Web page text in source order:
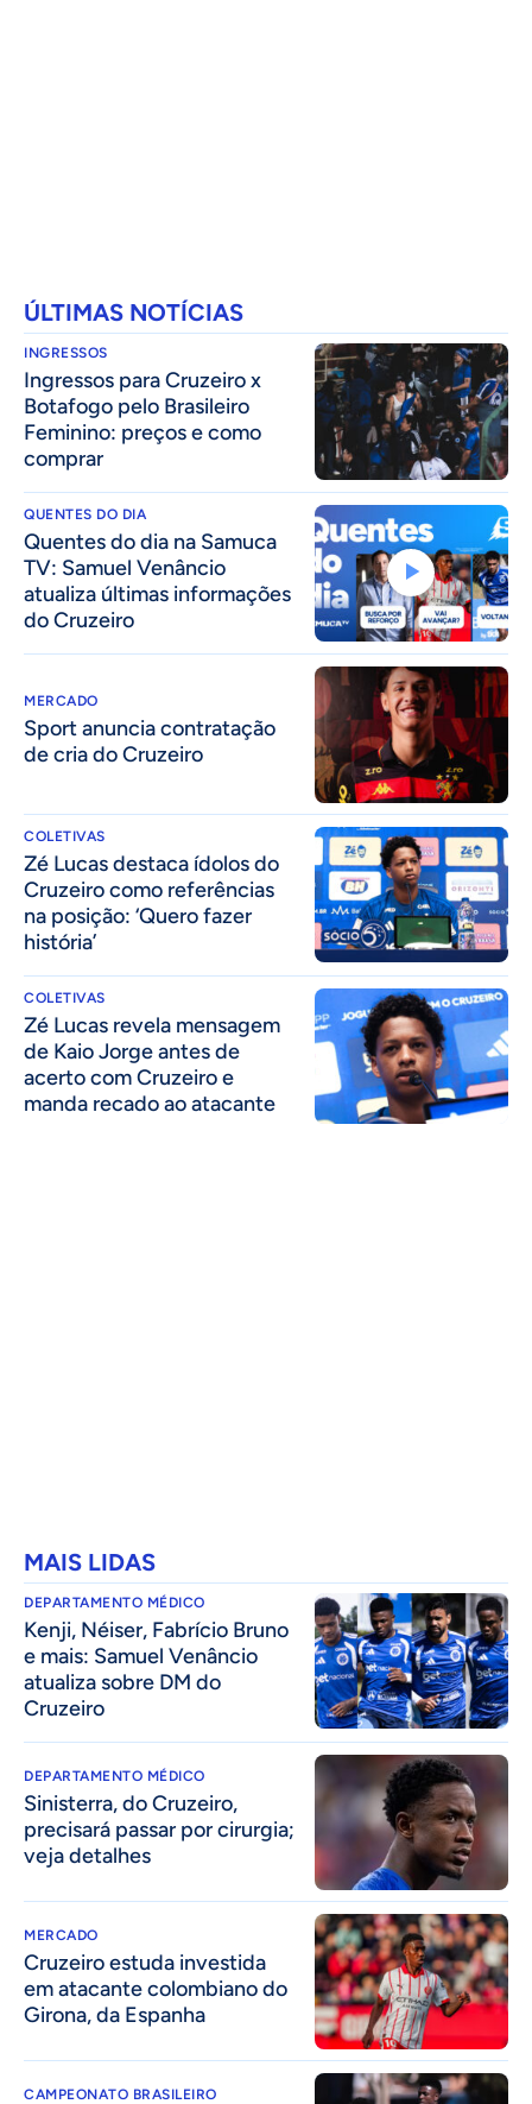
ÚLTIMAS NOTÍCIAS
INGRESSOS
Ingressos para Cruzeiro x
Botafogo pelo Brasileiro
Feminino: preços e como
comprar
QUENTES DO DIA
Quentes do dia na Samuca
TV: Samuel Venâncio
atualiza últimas informações
do Cruzeiro
MERCADO
Sport anuncia contratação
de cria do Cruzeiro
COLETIVAS
Zé Lucas destaca ídolos do
Cruzeiro como referências
na posição: ‘Quero fazer
história’
COLETIVAS
Zé Lucas revela mensagem
de Kaio Jorge antes de
acerto com Cruzeiro e
manda recado ao atacante
MAIS LIDAS
DEPARTAMENTO MÉDICO
Kenji, Néiser, Fabrício Bruno
e mais: Samuel Venâncio
atualiza sobre DM do
Cruzeiro
DEPARTAMENTO MÉDICO
Sinisterra, do Cruzeiro,
precisará passar por cirurgia;
veja detalhes
MERCADO
Cruzeiro estuda investida
em atacante colombiano do
Girona, da Espanha
CAMPEONATO BRASILEIRO